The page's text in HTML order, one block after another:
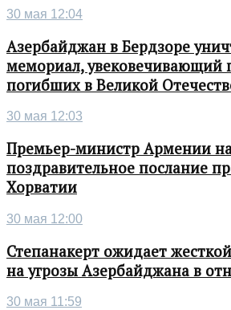
30 мая 12:04
Азербайджан в Бердзоре
мемориал, увековечивающий
погибших в Великой
30 мая 12:03
Премьер-министр Армении
поздравительное послание
Хорватии
30 мая 12:00
Степанакерт ожидает
на угрозы Азербайджана в
30 мая 11:59